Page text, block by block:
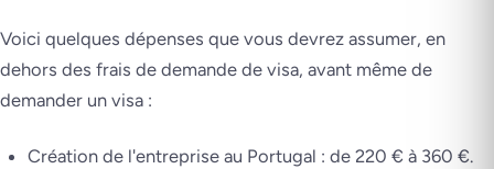
Voici quelques dépenses que vous devrez assumer, en
dehors des frais de demande de visa, avant même de
demander un visa :
Création de l'entreprise au Portugal : de 220 € à 360 €.